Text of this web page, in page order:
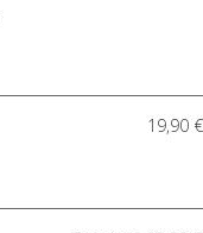
19,90 €